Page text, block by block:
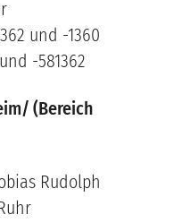
und -1360
-581362
(Bereich
Rudolph